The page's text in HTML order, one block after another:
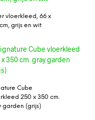
vloerkleed, 66 x
grijs en wit
Cube
250 x 350 cm.
garden (grijs)